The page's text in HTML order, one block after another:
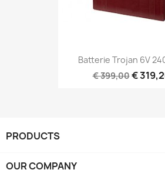
Batterie Trojan 6V
€ 399,00€
PRODUCTS
OUR COMPANY